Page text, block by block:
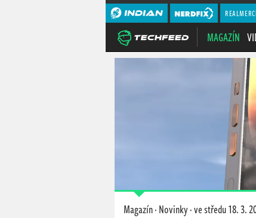
MAGAZÍN
Magazín·Novinky·ve středu18. 3.